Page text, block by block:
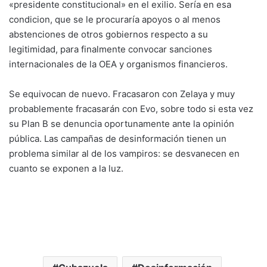
«presidente constitucional» en el exilio. Sería en esa
condicion, que se le procuraría apoyos o al menos
abstenciones de otros gobiernos respecto a su
legitimidad, para finalmente convocar sanciones
internacionales de la OEA y organismos financieros.
Se equivocan de nuevo. Fracasaron con Zelaya y muy
probablemente fracasarán con Evo, sobre todo si esta vez
su Plan B se denuncia oportunamente ante la opinión
pública. Las campañas de desinformación tienen un
problema similar al de los vampiros: se desvanecen en
cuanto se exponen a la luz.